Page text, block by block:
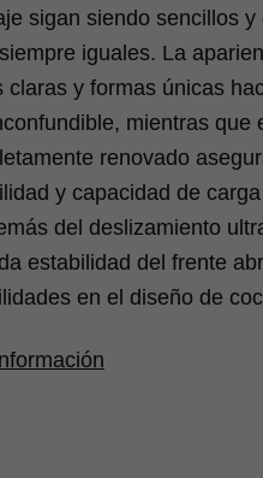
sigan siendo sencillos
iguales. La
claras y formas únicas
mientras que
renovado
y capacidad de
del deslizamiento
estabilidad del frente
en el diseño de